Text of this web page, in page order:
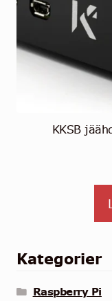
KKSB
Kategorier
Raspberry Pi